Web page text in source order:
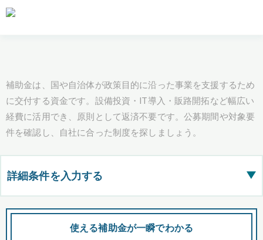
補助金は、国や自治体が政策目的に沿った事業を支援するため
に交付する資金です。設備投資・IT導入・販路開拓など幅広い
経費に活用でき、原則として返済不要です。公募期間や対象要
件を確認し、自社に合った制度を探しましょう。
詳細条件を入力する ▶
都道府県
使える補助金が一瞬でわかる